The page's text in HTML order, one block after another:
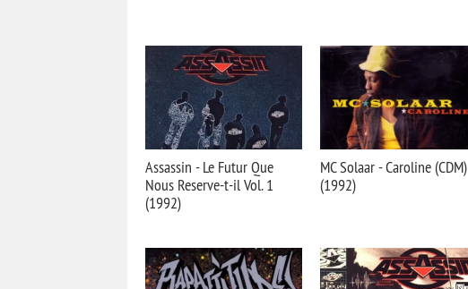
Assassin - Le Futur Que
Nous Reserve-t-il Vol. 1
(1992)
MC Solaar - Caroline (CDM)
(1992)